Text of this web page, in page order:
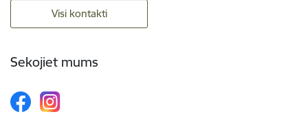
Visi kontakti
Sekojiet mums